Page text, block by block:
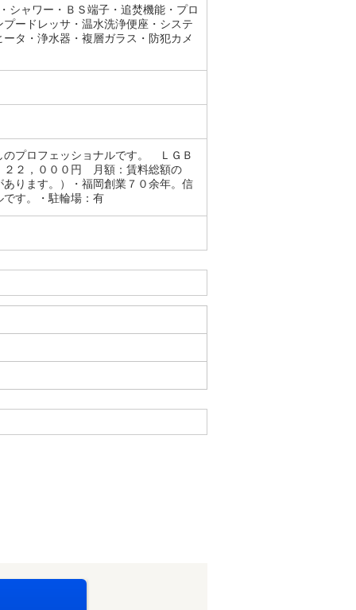
シャワー・ＢＳ端子・追焚機能・プロ
ードレッサ・温水洗浄便座・システ
タ・浄水器・複層ガラス・防犯カメ
のプロフェッショナルです。 ＬＧＢ
２，０００円 月額：賃料総額の
ります。）・福岡創業７０余年。信
す。・駐輪場：有